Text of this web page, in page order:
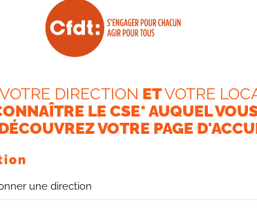
VOTRE DIRECTION ETVOTRE
LE CSE* AUQUEL
VOTRE PAGE